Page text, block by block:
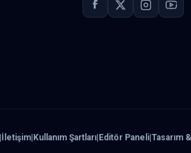
İletişim Kullanım Şartları Editör Paneli Tasarım